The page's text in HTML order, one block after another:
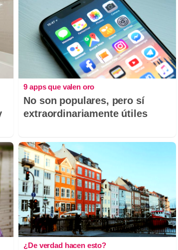
9 apps que valen oro
No son populares, pero sí
extraordinariamente útiles
¿De verdad hacen esto?